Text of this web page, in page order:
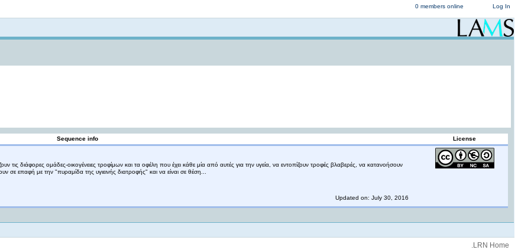
Log In
0 members online
Sequence info License
διάφορες ομάδες-οικογένειες τροφίμων και τα οφέλη που έχει κάθε μία από αυτές για την υγεία, να εντοπίζουν τροφές βλαβερές, να κατανοήσουν
επαφή με την "πυραμίδα της υγιεινής διατροφής" και να είναι σε θέση...
Updated on: July 30, 2016
.LRN Home